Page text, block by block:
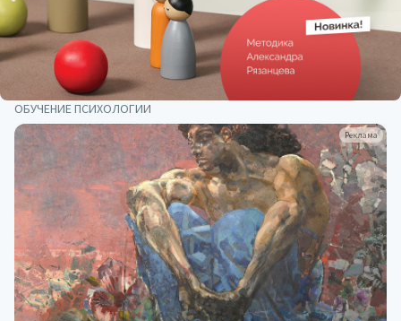
ОБУЧЕНИЕ ПСИХОЛОГИИ
Реклама